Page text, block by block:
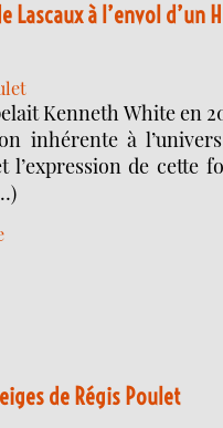
Lascaux à l’envol d’un
Kenneth White en
inhérente à
l’expression de cette
de Régis Poulet